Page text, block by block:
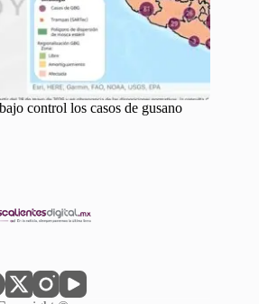
control los casos de gusano